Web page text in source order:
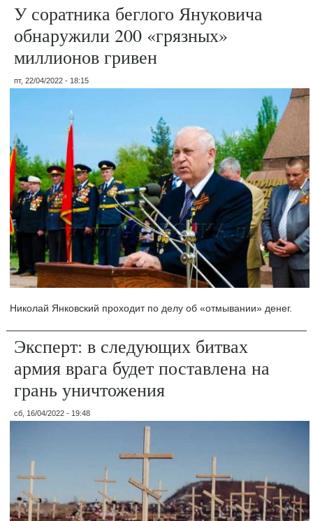
У соратника беглого Януковича
обнаружили 200 «грязных»
миллионов гривен
пт, 22/04/2022 - 18:15
Николай Янковский проходит по делу об «отмывании» денег.
Эксперт: в следующих битвах
армия врага будет поставлена на
грань уничтожения
сб, 16/04/2022 - 19:48